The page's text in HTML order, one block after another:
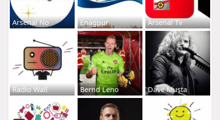
Arsenal No Enagpur Arsenal Tv
Radio Wall Bernd Leno Dave Musta